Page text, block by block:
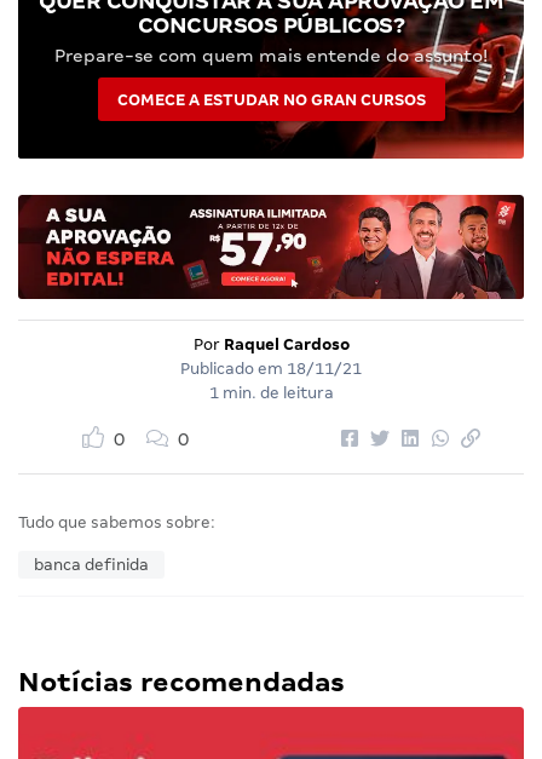
CONCURSOS PÚBLICOS?
Prepare-se com quem mais entende do assunto!
COMECE A ESTUDAR NO GRAN CURSOS
Por Raquel Cardoso
Publicado em 18/11/21
1 min. de leitura
0 0
Tudo que sabemos sobre:
banca definida
Notícias recomendadas